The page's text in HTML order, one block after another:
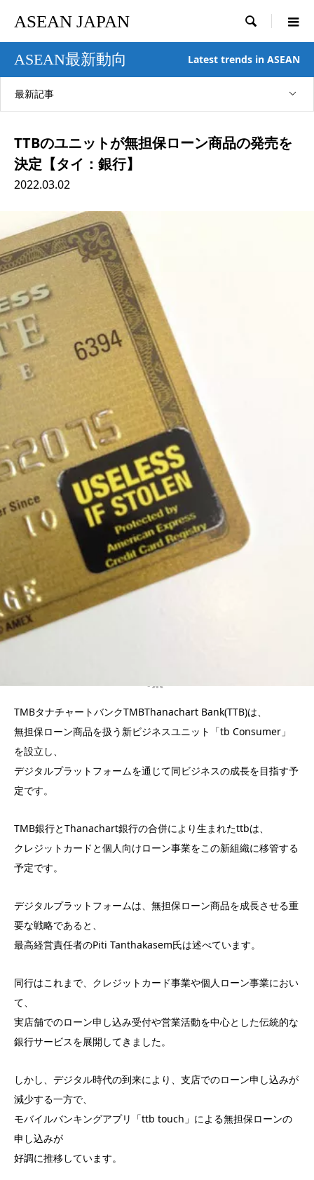
ASEAN JAPAN 
ASEAN最新動向 Latest trends in ASEAN
最新記事
TTBのユニットが無担保ローン商品の発売を
決定【タイ：銀行】
2022.03.02
TMBタナチャートバンクTMBThanachart Bank(TTB)は、
無担保ローン商品を扱う新ビジネスユニット「tb Consumer」
を設立し、
デジタルプラットフォームを通じて同ビジネスの成長を目指す予
定です。
TMB銀行とThanachart銀行の合併により生まれたttbは、
クレジットカードと個人向けローン事業をこの新組織に移管する
予定です。
デジタルプラットフォームは、無担保ローン商品を成長させる重
要な戦略であると、
最高経営責任者のPiti Tanthakasem氏は述べています。
同行はこれまで、クレジットカード事業や個人ローン事業におい
て、
実店舗でのローン申し込み受付や営業活動を中心とした伝統的な
銀行サービスを展開してきました。
しかし、デジタル時代の到来により、支店でのローン申し込みが
減少する一方で、
モバイルバンキングアプリ「ttb touch」による無担保ローンの
申し込みが
好調に推移しています。